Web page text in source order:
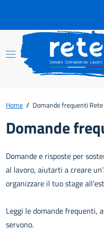
Home / Domande frequenti Rete
Domande
Domande e risposte per
al lavoro, aiutarti a creare
organizzare il tuo stage
Leggi le domande frequenti,
servono.